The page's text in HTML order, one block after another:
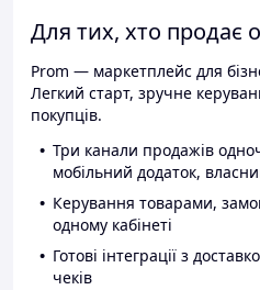
Для тих, хто продає
Prom — маркетплейс для
Легкий старт, зручне
покупців.
Три канали продажів
мобільний додаток,
Керування товарами,
одному кабінеті
Готові інтеграції з
чеків